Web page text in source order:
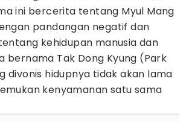
ini bercerita tentang Myul Mang
pandangan negatif dan
kehidupan manusia dan
bernama Tak Dong Kyung (Park
divonis hidupnya tidak akan lama
kenyamanan satu sama